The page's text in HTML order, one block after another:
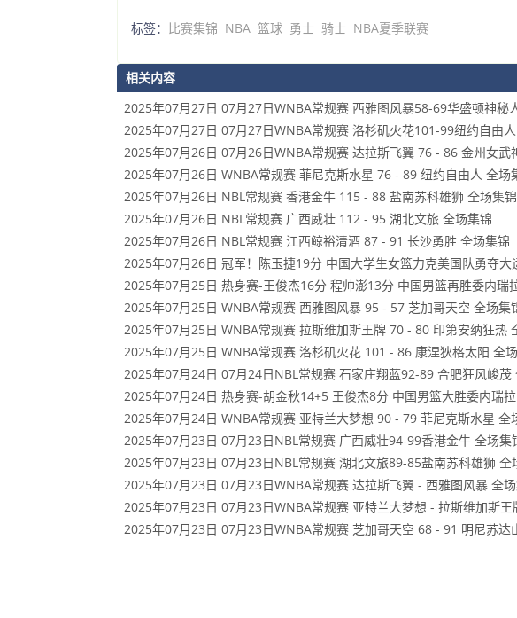
标签： 比赛集锦 NBA 篮球 勇士 骑士 NBA夏季联赛
相关内容
2025年07月27日 07月27日WNBA常规赛 西雅图风暴58-69华盛顿神秘
2025年07月27日 07月27日WNBA常规赛 洛杉矶火花101-99纽约自由
2025年07月26日 07月26日WNBA常规赛 达拉斯飞翼 76 - 86 金州女武
2025年07月26日 WNBA常规赛 菲尼克斯水星 76 - 89 纽约自由人 全场
2025年07月26日 NBL常规赛 香港金牛 115 - 88 盐南苏科雄狮 全场集锦
2025年07月26日 NBL常规赛 广西威壮 112 - 95 湖北文旅 全场集锦
2025年07月26日 NBL常规赛 江西鲸裕清酒 87 - 91 长沙勇胜 全场集锦
2025年07月26日 冠军！陈玉捷19分 中国大学生女篮力克美国队勇夺大
2025年07月25日 热身赛-王俊杰16分 程帅澎13分 中国男篮再胜委内瑞
2025年07月25日 WNBA常规赛 西雅图风暴 95 - 57 芝加哥天空 全场集
2025年07月25日 WNBA常规赛 拉斯维加斯王牌 70 - 80 印第安纳狂热
2025年07月25日 WNBA常规赛 洛杉矶火花 101 - 86 康涅狄格太阳 全
2025年07月24日 07月24日NBL常规赛 石家庄翔蓝92-89 合肥狂风峻茂
2025年07月24日 热身赛-胡金秋14+5 王俊杰8分 中国男篮大胜委内瑞拉
2025年07月24日 WNBA常规赛 亚特兰大梦想 90 - 79 菲尼克斯水星 全
2025年07月23日 07月23日NBL常规赛 广西威壮94-99香港金牛 全场集
2025年07月23日 07月23日NBL常规赛 湖北文旅89-85盐南苏科雄狮 全
2025年07月23日 07月23日WNBA常规赛 达拉斯飞翼 - 西雅图风暴 全
2025年07月23日 07月23日WNBA常规赛 亚特兰大梦想 - 拉斯维加斯王
2025年07月23日 07月23日WNBA常规赛 芝加哥天空 68 - 91 明尼苏达